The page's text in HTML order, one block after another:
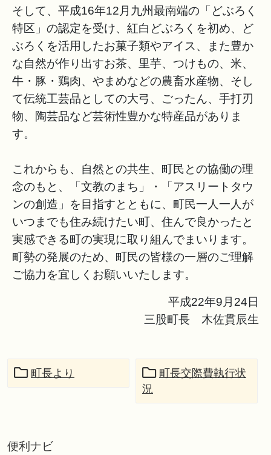
そして、平成16年12月九州最南端の「どぶろく
特区」の認定を受け、紅白どぶろくを初め、ど
ぶろくを活用したお菓子類やアイス、また豊か
な自然が作り出すお茶、里芋、つけもの、米、
牛・豚・鶏肉、やまめなどの農畜水産物、そし
て伝統工芸品としての大弓、ごったん、手打刃
物、陶芸品など芸術性豊かな特産品がありま
す。
これからも、自然との共生、町民との協働の理
念のもと、「文教のまち」・「アスリートタウ
ンの創造」を目指すとともに、町民一人一人が
いつまでも住み続けたい町、住んで良かったと
実感できる町の実現に取り組んでまいります。
町勢の発展のため、町民の皆様の一層のご理解
ご協力を宜しくお願いいたします。
平成22年9月24日
三股町長 木佐貫辰生
町長より
町長交際費執行状
況
便利ナビ